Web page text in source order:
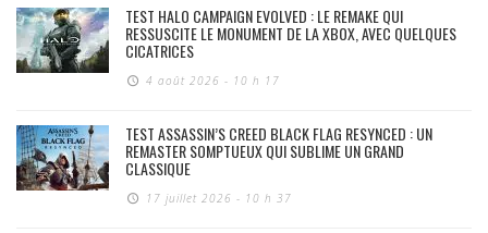
TEST HALO CAMPAIGN EVOLVED : LE REMAKE QUI
RESSUSCITE LE MONUMENT DE LA XBOX, AVEC QUELQUES
CICATRICES
4 août 2026 - 10 h 17
TEST ASSASSIN’S CREED BLACK FLAG RESYNCED : UN
REMASTER SOMPTUEUX QUI SUBLIME UN GRAND
CLASSIQUE
17 juillet 2026 - 10 h 37